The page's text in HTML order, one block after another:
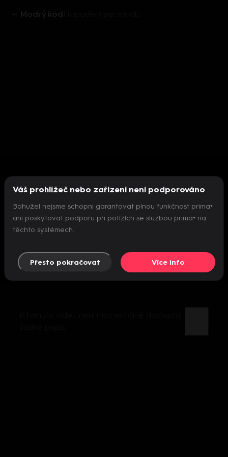
Modrý kód
Nepodařilo se inicializovat přehrávač
Váš prohlížeč nebo zařízení není podporováno
Bohužel nejsme schopni garantovat plnou funkčnost prima+
ani poskytovat podporu při potížích se službou prima+ na
těchto systémech.
Přesto pokračovat Více info